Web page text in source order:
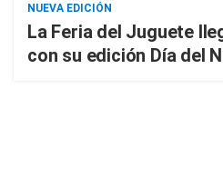
NUEVA EDICIÓN
La Feria del Juguete
con su edición Día del